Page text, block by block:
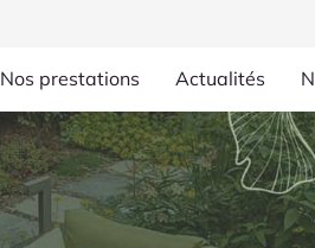
Nos prestations Actualités